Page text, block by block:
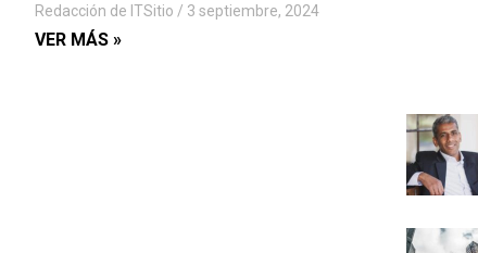
Redacción de ITSitio 3 septiembre, 2024
VER MÁS »